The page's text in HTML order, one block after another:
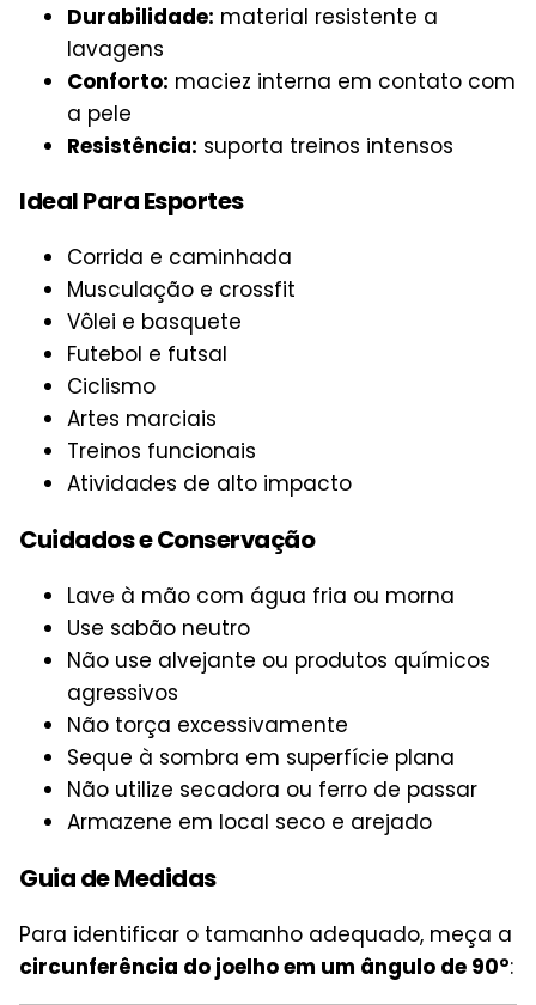
Durabilidade: material resistente a
lavagens
Conforto: maciez interna em contato com
a pele
Resistência: suporta treinos intensos
Ideal Para Esportes
Corrida e caminhada
Musculação e crossfit
Vôlei e basquete
Futebol e futsal
Ciclismo
Artes marciais
Treinos funcionais
Atividades de alto impacto
Cuidados e Conservação
Lave à mão com água fria ou morna
Use sabão neutro
Não use alvejante ou produtos químicos
agressivos
Não torça excessivamente
Seque à sombra em superfície plana
Não utilize secadora ou ferro de passar
Armazene em local seco e arejado
Guia de Medidas
Para identificar o tamanho adequado, meça a
circunferência do joelho em um ângulo de 90°: